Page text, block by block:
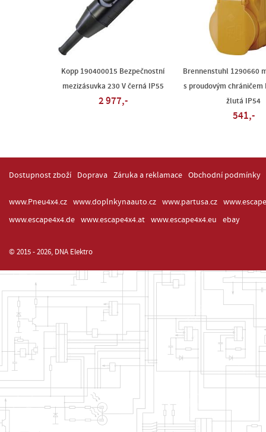
Kopp 190400015 Bezpečnostní
mezizásuvka 230 V černá IP55
2 977,-
Brennenstuhl 1290660
s proudovým chráničem
žlutá IP54
541,-
Dostupnost zboží Doprava Záruka a reklamace Obchodní podmínky
www.Pneu4x4.cz www.doplnkynaauto.cz www.partusa.cz
www.escape4x4.de
www.escape4x4.at www.escape4x4.eu ebay
© 2015 - 2026, DNA Elektro